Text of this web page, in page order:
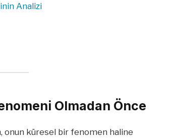
Analizi
Olmadan Önce
onun küresel bir fenomen haline